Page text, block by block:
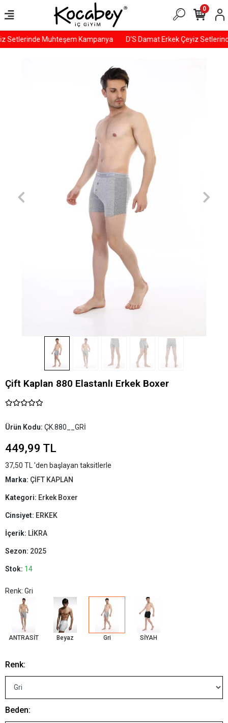
Setlerinde Muhteşem Kampanya D'S Damat Erkek Çeyiz
0
Çift Kaplan 880 Elastanlı Erkek Boxer
Ürün Kodu: ÇK.880__GRİ
449,99 TL
37,50 TL 'den başlayan taksitlerle
Marka: ÇİFT KAPLAN
Kategori: Erkek Boxer
Cinsiyet: ERKEK
İçerik: LİKRA
Sezon: 2025
Stok: 14
Renk: Gri
ANTRASİT Beyaz Gri SİYAH
Renk:
Beden: